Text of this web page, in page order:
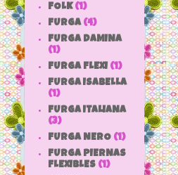
FOLK (1)
FURGA (4)
FURGA DAMINA
(1)
FURGA FLEXI (1)
FURGA ISABELLA
(1)
FURGA ITALIANA
(3)
FURGA NERO (1)
FURGA PIERNAS
FLEXIBLES (1)